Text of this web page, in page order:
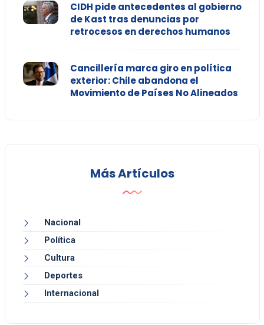
CIDH pide antecedentes al gobierno
de Kast tras denuncias por
retrocesos en derechos humanos
Cancillería marca giro en política
exterior: Chile abandona el
Movimiento de Países No Alineados
Más Artículos
Nacional
Política
Cultura
Deportes
Internacional